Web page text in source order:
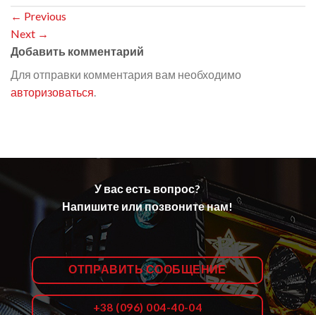
← Previous
Next →
Добавить комментарий
Для отправки комментария вам необходимо
авторизоваться.
У вас есть вопрос?
Напишите или позвоните нам!
ОТПРАВИТЬ СООБЩЕНИЕ
+38 (096) 004-40-04